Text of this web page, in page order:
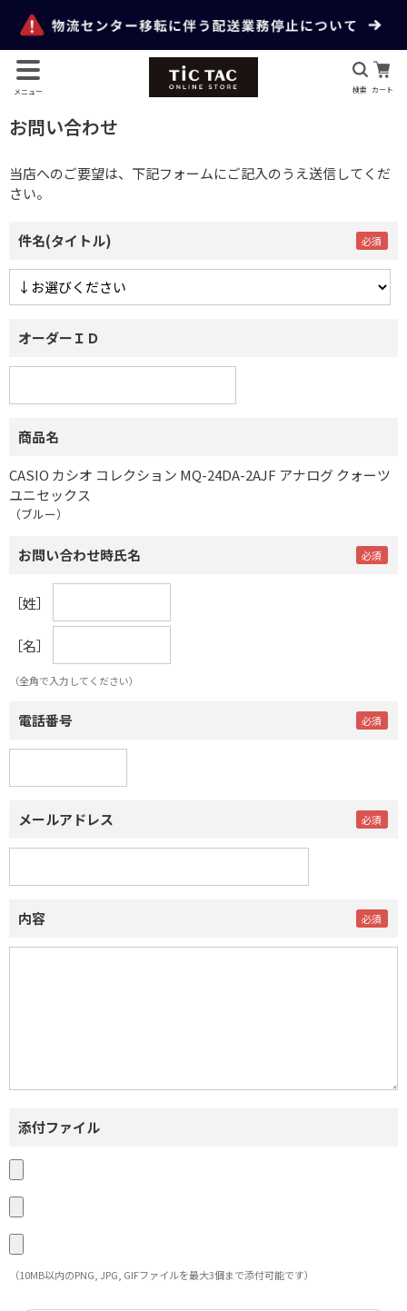
メニュー 検索 カート
お問い合わせ
当店へのご要望は、下記フォームにご記入のうえ送信してくだ
さい。
件名(タイトル)
オーダーＩＤ
商品名
CASIO カシオ コレクション MQ-24DA-2AJF アナログ クォーツ
ユニセックス
（ブルー）
お問い合わせ時氏名
［姓］
［名］
（全角で入力してください）
電話番号
メールアドレス
内容
添付ファイル
（10MB以内のPNG, JPG, GIFファイルを最大3個まで添付可能です）